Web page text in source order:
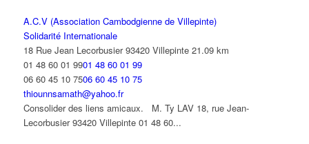
A.C.V (Association Cambodgienne de Villepinte)
Solidarité Internationale
18 Rue Jean Lecorbusier 93420 Villepinte 21.09 km
01 48 60 01 9901 48 60 01 99
06 60 45 10 7506 60 45 10 75
thiounnsamath@yahoo.fr
Consolider des liens amicaux. M. Ty LAV 18, rue Jean-
Lecorbusier 93420 Villepinte 01 48 60...